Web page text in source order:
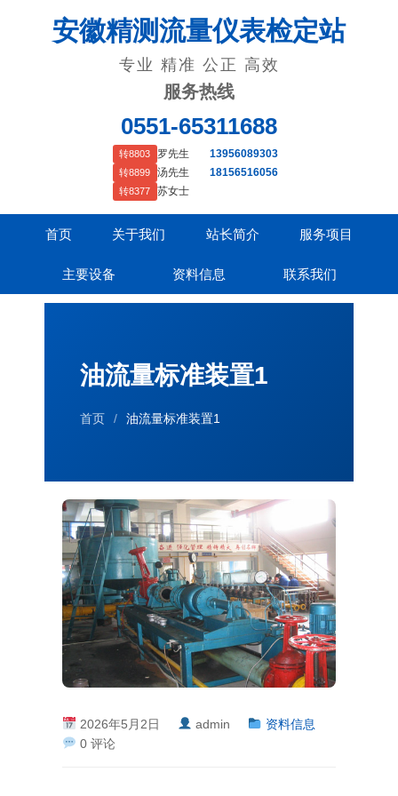
安徽精测流量仪表检定站
专业 精准 公正 高效
服务热线
0551-65311688
转8803 罗先生 13956089303
转8899 汤先生 18156516056
转8377 苏女士
首页 关于我们 站长简介 服务项目
主要设备 资料信息 联系我们
油流量标准装置1
首页 / 油流量标准装置1
2026年5月2日 admin
资料信息
0 评论